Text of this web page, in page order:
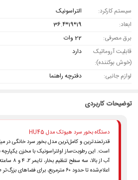
سیستم کارکرد:
التراسونیک
ابعاد:
19*19*36.4
برق مصرفی:
22 وات
قابلیت آروماتیک
(خوش بوکننده):
دارد
لوازم جانبی: دفترچه راهنما
توضیحات کاربردی
دستگاه بخور سرد هیوتک مدل HU45
قدرتمندترین و کامل‌ترین مدل بخور سرد خانگی
آب از
اعلام‌شده تا حدود ۶۰ مترمربع، برای فضاهای بزرگ‌تر طراحی شده است.